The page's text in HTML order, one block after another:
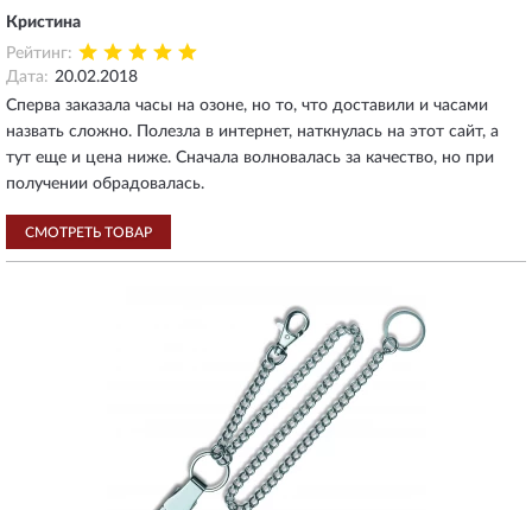
Кристина
Рейтинг:
Дата: 20.02.2018
Сперва заказала часы на озоне, но то, что доставили и часами
назвать сложно. Полезла в интернет, наткнулась на этот сайт, а
тут еще и цена ниже. Сначала волновалась за качество, но при
получении обрадовалась.
СМОТРЕТЬ ТОВАР